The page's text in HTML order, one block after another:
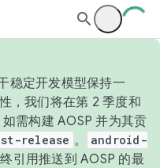
稳定开发模型保持一
，我们将在第 2 季度和
需构建 AOSP 并为其贡
release 。
android-
引用推送到 AOSP 的最